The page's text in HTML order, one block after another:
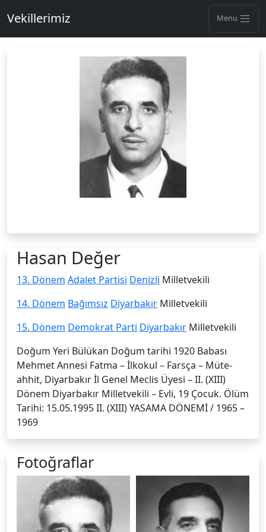
Vekillerimiz Menu
Hasan Değer
13. Dönem Adalet Partisi Denizli Milletvekili
14. Dönem Bağımsız Diyarbakır Milletvekili
15. Dönem Demokrat Parti Diyarbakır Milletvekili
Doğum Yeri Bülükan Doğum tarihi 1920 Babası
Mehmet Annesi Fatma – İlkokul – Farsça – Müte­
ahhit, Diyarbakır İl Genel Meclis Üyesi – II. (XIII)
Dönem Diyarbakır Milletvekili – Evli, 19 Çocuk. Ölüm
Tarihi: 15.05.1995 II. (XIII) YASAMA DÖNEMİ / 1965 –
1969
Fotoğraflar